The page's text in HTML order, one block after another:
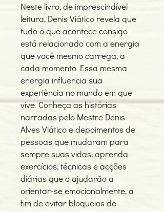
Neste livro, de imprescindível
leitura, Denis Viático revela que
tudo o que acontece consigo
está relacionado com a energia
que você mesmo carrega, a
cada momento. Essa mesma
energia influencia sua
experiência no mundo em que
vive. Conheça as histórias
narradas pelo Mestre Denis
Alves Viático e depoimentos de
pessoas que mudaram para
sempre suas vidas, aprenda
exercícios, técnicas e acções
diárias que o ajudarão a
orientar-se emocionalmente, a
fim de evitar bloqueios de